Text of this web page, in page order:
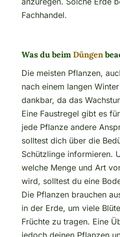
Fachhandel.
Was du beim Düngen
Die meisten Pflanzen,
nach einem langen
dankbar, da das
Eine Faustregel gibt es
jede Pflanze andere
solltest dich über die
Schützlinge informieren.
welche Menge und Art
wird, solltest du eine
Die Pflanzen brauchen
in der Erde, um viele
Früchte zu tragen. Eine
jedoch deinen Pflanzen